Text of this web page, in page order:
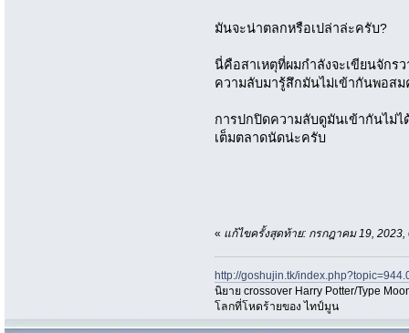
มันจะน่าตลกหรือเปล่าล่ะครับ?
นี่คือสาเหตุที่ผมกำลังจะเขียนจักร
ความลับมารู้สึกมันไม่เข้ากันพอสม
การปกปิดความลับดูมันเข้ากันไม่ไ
เต็มตลาดนัดน่ะครับ
« แก้ไขครั้งสุดท้าย: กรกฎาคม 19, 2023,
http://goshujin.tk/
นิยาย crossover Harry Potter/Type
โลกที่โหดร้ายของ ไทป์มูน